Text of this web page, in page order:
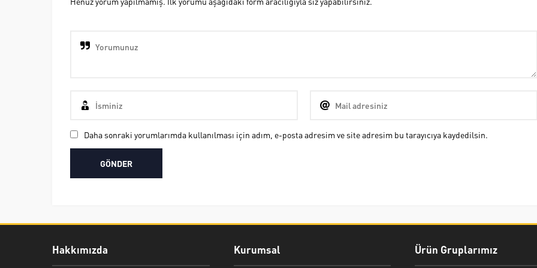
Daha sonraki yorumlarımda kullanılması için adım, e-posta adresim ve site adresim bu tarayıcıya kaydedilsin.
Hakkımızda Kurumsal Ürün Gruplarımız